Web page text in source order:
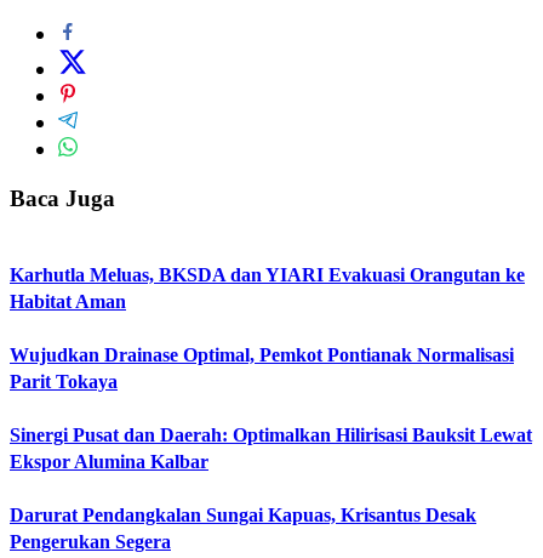
Baca Juga
Karhutla Meluas, BKSDA dan YIARI Evakuasi Orangutan ke
Habitat Aman
Wujudkan Drainase Optimal, Pemkot Pontianak Normalisasi
Parit Tokaya
Sinergi Pusat dan Daerah: Optimalkan Hilirisasi Bauksit Lewat
Ekspor Alumina Kalbar
Darurat Pendangkalan Sungai Kapuas, Krisantus Desak
Pengerukan Segera